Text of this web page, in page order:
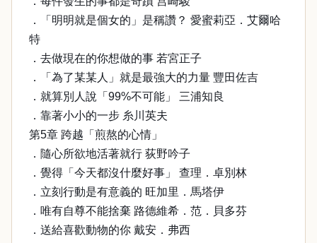
．「明明就是個女的」是稱讚？ 愛蜜莉亞．艾爾哈
特
．去做現在的你想做的事 若宮正子
．「為了某某人」就是最強大的力量 豐田佐吉
．就算別人說「99%不可能」 三浦知良
．靠著小小的一步 糸川英夫
第5章 跨越「煎熬的心情」
．隨心所欲地活著就行 荻野吟子
．覺得「今天都沒什麼好事」 查理．卓別林
．立刻行動是有意義的 旺加里．馬塔伊
．唯有自尊不能捨棄 路德維希．范．貝多芬
．送給喜歡動物的你 戴安．弗西